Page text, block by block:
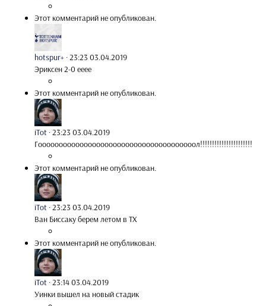
Этот комментарий не опубликован.
hotspur+ ·23:23 03.04.2019
Эриксен 2-0 ееее
Этот комментарий не опубликован.
iTot ·23:23 03.04.2019
Гоооооооооооооооооооооооооооооооооооооол!!!!!!!!!!!!!!!!!!!!!!
Этот комментарий не опубликован.
iTot ·23:23 03.04.2019
Ван Биссаку берем летом в ТХ
Этот комментарий не опубликован.
iTot ·23:14 03.04.2019
Уинки вышел на новый стадик